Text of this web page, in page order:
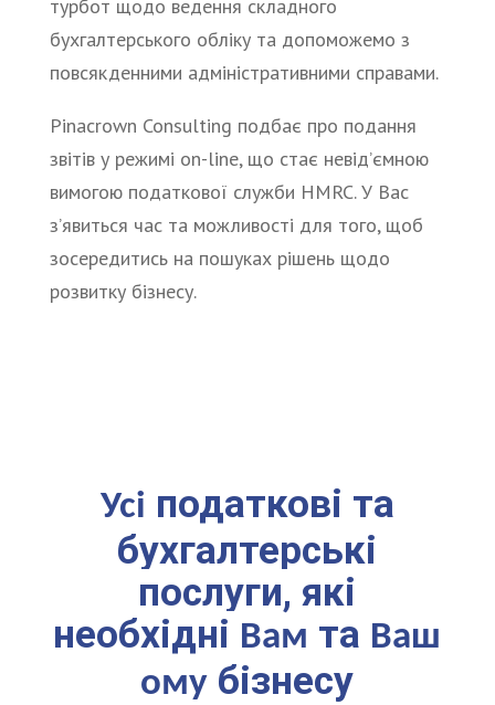
турбот щодо ведення складного
бухгалтерського обліку та допоможемо з
повсякденними адміністративними справами.
Pinacrown Consulting подбає про подання
звітів у режимі on-line, що стає невід’ємною
вимогою податкової служби HMRC. У Вас
з’явиться час та можливості для того, щоб
зосередитись на пошуках рішень щодо
розвитку бізнесу.
Усі податкові та
бухгалтерські
послуги, які
необхідні Вам та Ваш
ому бізнесу